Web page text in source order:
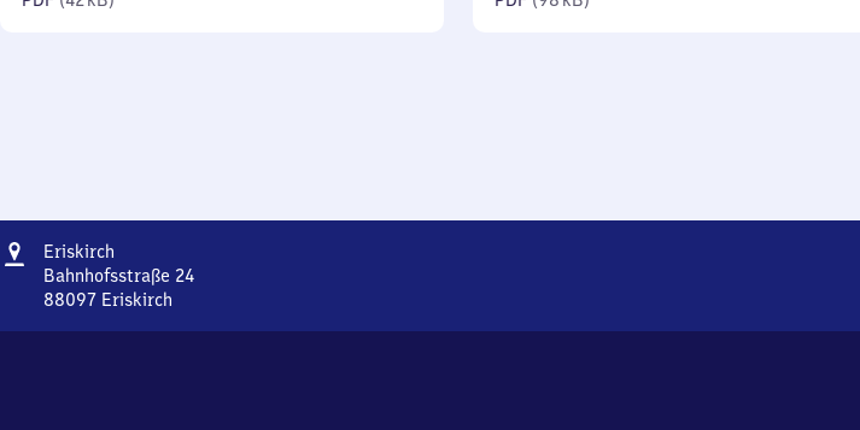
Adresse
Eriskirch
Bahnhofsstraße 24
88097 Eriskirch